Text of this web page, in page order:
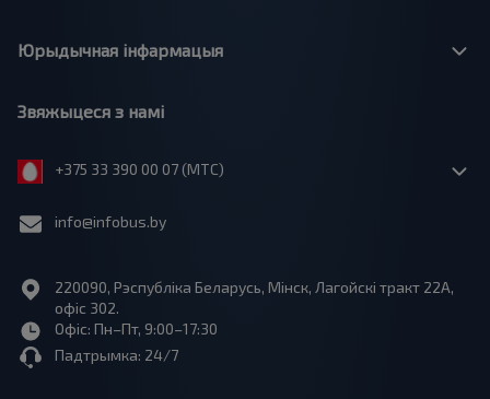
Юрыдычная інфармацыя
Звяжыцеся з намі
+375 33 390 00 07 (МТС)
info@infobus.by
220090, Рэспубліка Беларусь, Мінск, Лагойскі тракт 22A,
офіс 302.
Офіс: Пн–Пт, 9:00–17:30
Падтрымка: 24/7